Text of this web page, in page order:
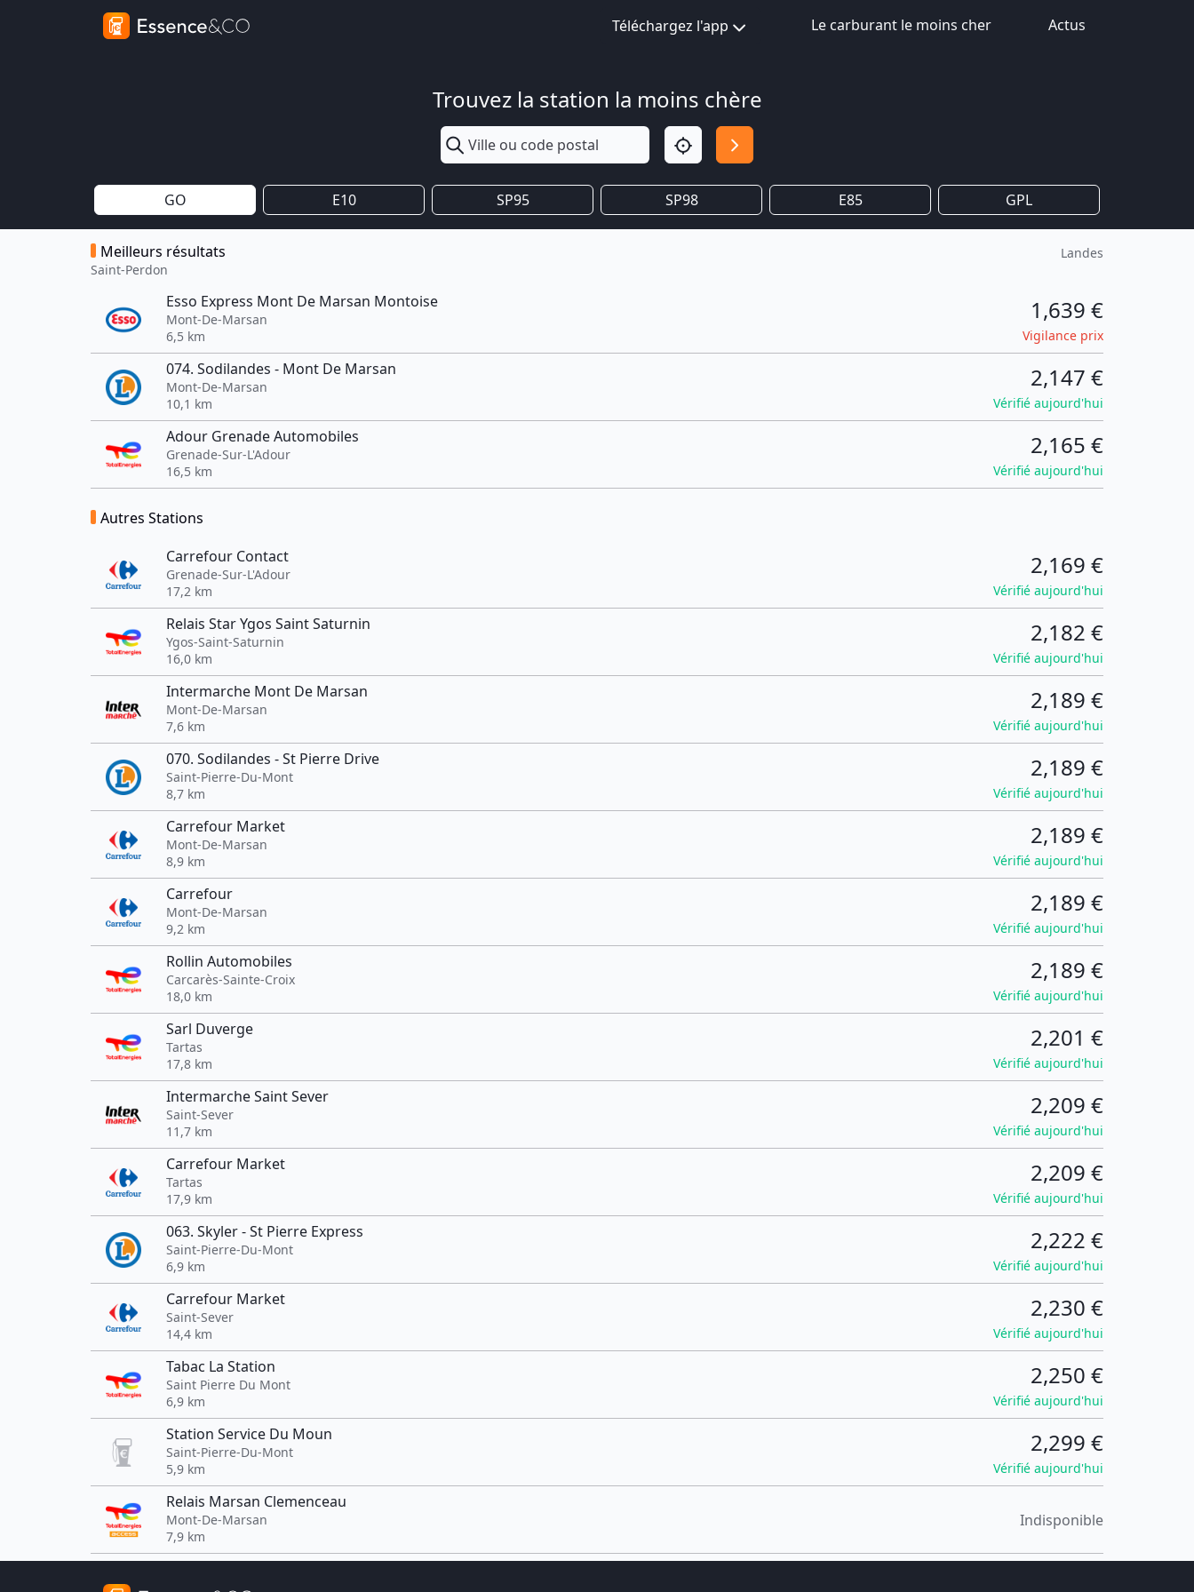
Téléchargez l'app Le carburant le moins cher Actus
Trouvez la station la moins chère
GO E10 SP95 SP98 E85 GPL
Meilleurs résultats
Saint-Perdon
Landes
Esso Express Mont De Marsan Montoise
Mont-De-Marsan
6,5 km
1,639 €
Vigilance prix
074. Sodilandes - Mont De Marsan
Mont-De-Marsan
10,1 km
2,147 €
Vérifié aujourd'hui
Adour Grenade Automobiles
Grenade-Sur-L'Adour
16,5 km
2,165 €
Vérifié aujourd'hui
Autres Stations
Carrefour Contact
Grenade-Sur-L'Adour
17,2 km
2,169 €
Vérifié aujourd'hui
Relais Star Ygos Saint Saturnin
Ygos-Saint-Saturnin
16,0 km
2,182 €
Vérifié aujourd'hui
Intermarche Mont De Marsan
Mont-De-Marsan
7,6 km
2,189 €
Vérifié aujourd'hui
070. Sodilandes - St Pierre Drive
Saint-Pierre-Du-Mont
8,7 km
2,189 €
Vérifié aujourd'hui
Carrefour Market
Mont-De-Marsan
8,9 km
2,189 €
Vérifié aujourd'hui
Carrefour
Mont-De-Marsan
9,2 km
2,189 €
Vérifié aujourd'hui
Rollin Automobiles
Carcarès-Sainte-Croix
18,0 km
2,189 €
Vérifié aujourd'hui
Sarl Duverge
Tartas
17,8 km
2,201 €
Vérifié aujourd'hui
Intermarche Saint Sever
Saint-Sever
11,7 km
2,209 €
Vérifié aujourd'hui
Carrefour Market
Tartas
17,9 km
2,209 €
Vérifié aujourd'hui
063. Skyler - St Pierre Express
Saint-Pierre-Du-Mont
6,9 km
2,222 €
Vérifié aujourd'hui
Carrefour Market
Saint-Sever
14,4 km
2,230 €
Vérifié aujourd'hui
Tabac La Station
Saint Pierre Du Mont
6,9 km
2,250 €
Vérifié aujourd'hui
Station Service Du Moun
Saint-Pierre-Du-Mont
5,9 km
2,299 €
Vérifié aujourd'hui
Relais Marsan Clemenceau
Mont-De-Marsan
7,9 km
Indisponible